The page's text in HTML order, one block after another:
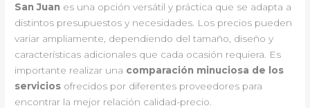
San Juan es una opción versátil y práctica que se adapta a
distintos presupuestos y necesidades. Los precios pueden
variar ampliamente, dependiendo del tamaño, diseño y
características adicionales que cada ocasión requiera. Es
importante realizar una comparación minuciosa de los
servicios ofrecidos por diferentes proveedores para
encontrar la mejor relación calidad-precio.